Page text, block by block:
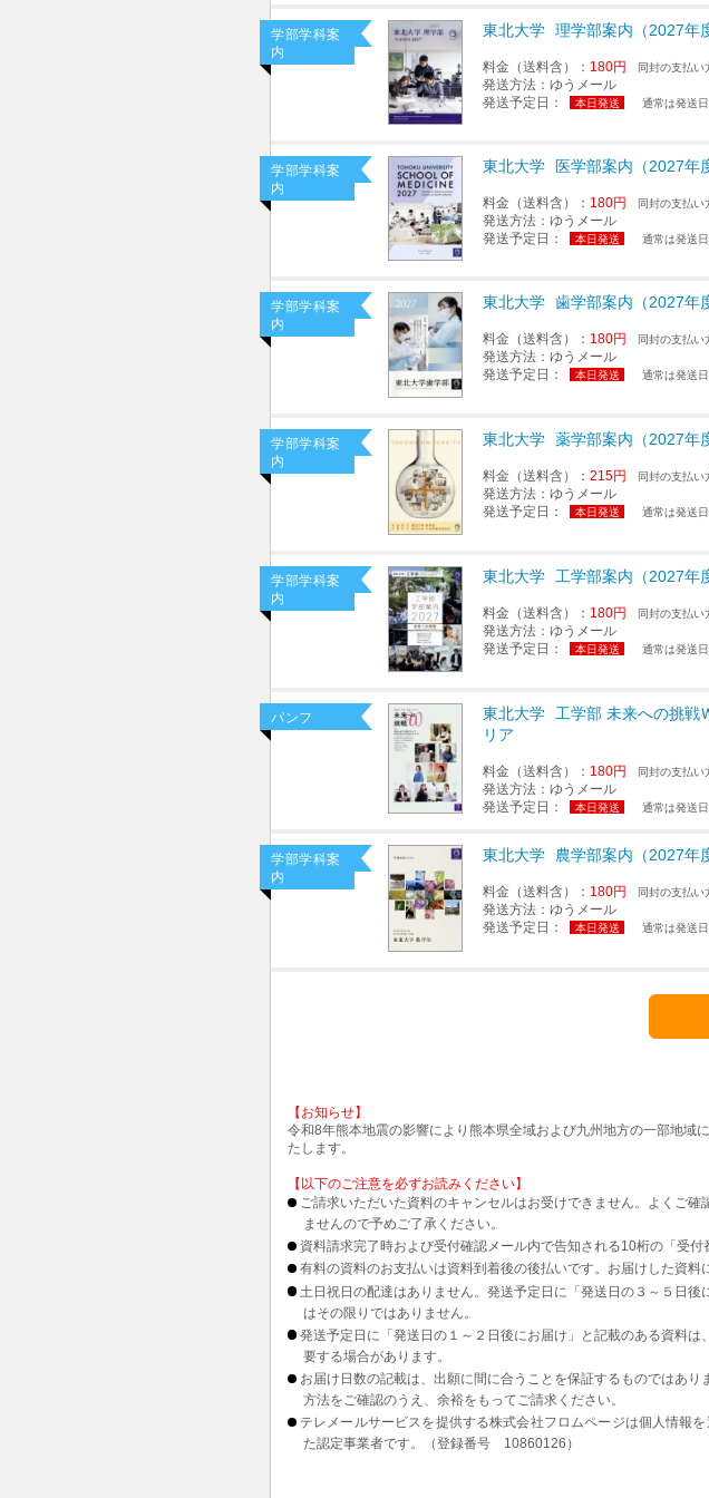
学部学科案
内
東北大学 理学部案内（2027年
料金（送料含）： 180円 同封の支払
発送方法： ゆうメール
発送予定日：
本日発送 通常は発送
学部学科案
内
東北大学 医学部案内（2027年
料金（送料含）： 180円 同封の支払
発送方法： ゆうメール
発送予定日：
本日発送 通常は発送
学部学科案
内
東北大学 歯学部案内（2027年
料金（送料含）： 180円 同封の支払
発送方法： ゆうメール
発送予定日：
本日発送 通常は発送
学部学科案
内
東北大学 薬学部案内（2027年
料金（送料含）： 215円 同封の支払
発送方法： ゆうメール
発送予定日：
本日発送 通常は発送
学部学科案
内
東北大学 工学部案内（2027年
料金（送料含）： 180円 同封の支払
発送方法： ゆうメール
発送予定日：
本日発送 通常は発送
パンフ 東北大学
工学部 未来への挑戦
リア
料金（送料含）： 180円 同封の支払
発送方法： ゆうメール
発送予定日：
本日発送 通常は発送
学部学科案
内
東北大学 農学部案内（2027年
料金（送料含）： 180円 同封の支払
発送方法： ゆうメール
発送予定日：
本日発送 通常は発送
【お知らせ】
令和8年熊本地震の影響により熊本県全域および九州地方の一部地域
たします。
【以下のご注意を必ずお読みください】
ご請求いただいた資料のキャンセルはお受けできません。よくご
ませんので予めご了承ください。
資料請求完了時および受付確認メール内で告知される10桁の「受付
有料の資料のお支払いは資料到着後の後払いです。お届けした資料
土日祝日の配達はありません。発送予定日に「発送日の３～５日
はその限りではありません。
発送予定日に「発送日の１～２日後にお届け」と記載のある資料
要する場合があります。
お届け日数の記載は、出願に間に合うことを保証するものではあ
方法をご確認のうえ、余裕をもってご請求ください。
テレメールサービスを提供する株式会社フロムページは個人情報
た認定事業者です。（登録番号 10860126）